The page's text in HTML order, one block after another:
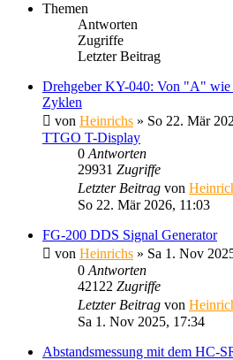
Themen
Antworten
Zugriffe
Letzter Beitrag
Drehgeber KY-040: Von "A"
Zyklen
von Heinrichs » So 22. Mär
TTGO T-Display
0 Antworten
29931 Zugriffe
Letzter Beitrag von
So 22. Mär 2026, 11:03
FG-200 DDS Signal Generator
von Heinrichs » Sa 1. Nov
0 Antworten
42122 Zugriffe
Letzter Beitrag von
Sa 1. Nov 2025, 17:34
Abstandsmessung mit dem HC-